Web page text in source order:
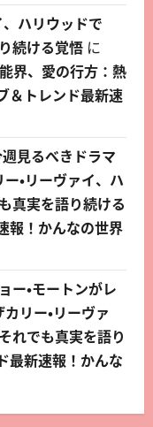
、ハリウッドで
続ける覚悟 に
界、愛の行方：熱
＆トレンド最新速
週見るべきドラマ
・リーヴァイ、ハ
真実を語り続ける
報！かんなの世界
ー・モートンがレ
リー・リーヴァ
れでも真実を語り
最新速報！かんな